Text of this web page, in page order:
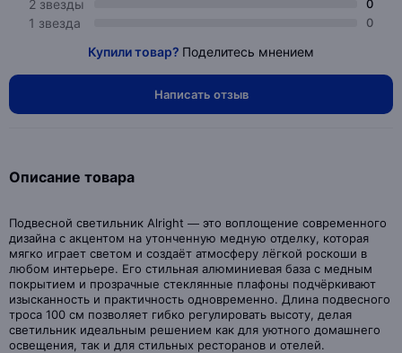
2 звезды 0
1 звезда 0
Купили товар? Поделитесь мнением
Написать отзыв
Описание товара
Подвесной светильник Alright — это воплощение современного
дизайна с акцентом на утонченную медную отделку, которая
мягко играет светом и создаёт атмосферу лёгкой роскоши в
любом интерьере. Его стильная алюминиевая база с медным
покрытием и прозрачные стеклянные плафоны подчёркивают
изысканность и практичность одновременно. Длина подвесного
троса 100 см позволяет гибко регулировать высоту, делая
светильник идеальным решением как для уютного домашнего
освещения, так и для стильных ресторанов и отелей.